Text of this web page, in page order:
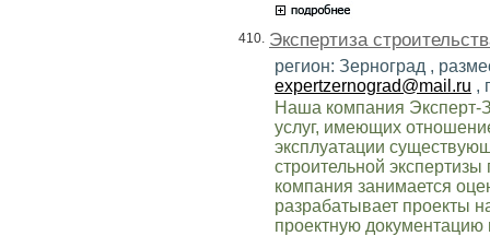
410. Экспертиза
регион: Зерноград ,
expertzernograd@mail.ru ,
Наша компания Эксперт-
услуг, имеющих
эксплуатации
строительной
компания занимается
разрабатывает проекты
проектную